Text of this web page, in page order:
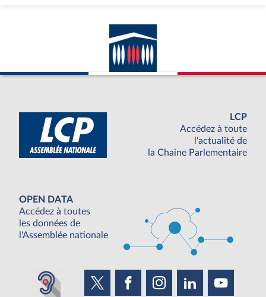
LCP
Accédez à toute
l'actualité de
la Chaine Parlementaire
OPEN DATA
Accédez à toutes
les données de
l'Assemblée nationale